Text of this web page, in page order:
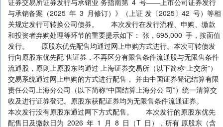
证券交易所证券发行与承销业 务指南第 4 号——上市公司证券发行
与承销备案（2025 年 3 月修订）》（上证 发〔2025〕42 号）等相
关规定发行可转换公司债券。 本次发行在发行流程、申购、缴款
和投资者弃购处理等环节的重要提示如下： 张，695,000 手，按面值
发行。 原股东优先配售均通过网上申购方式进行。本次可转债发
行向原股东优先配 售证券，不再区分有限售条件流通股与无限售条件
流通股，原则上原股东均通过 上海证券交易所（以下简称“上交所”）
交易系统通过网上申购的方式进行配售， 并由中国证券登记结算有限
责任公司上海分公司（以下简称“中国结算上海分公 司”）统一清算交
收及进行证券登记。原股东获配证券均为无限售条件流通证券。
本次发行没有原股东通过网下方式配售。 本次发行的原股东优先
配售日及缴款日为 2026 年 1 月 8 日（T 日），所有 原股东（含